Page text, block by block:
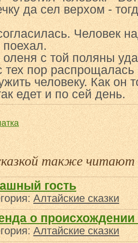
да сел верхом -
Человек
оленя с той поляны
пор
человеку. Как он
едет и по сей день.
также читают
гость
Алтайские сказки
о происхождении
Алтайские сказки